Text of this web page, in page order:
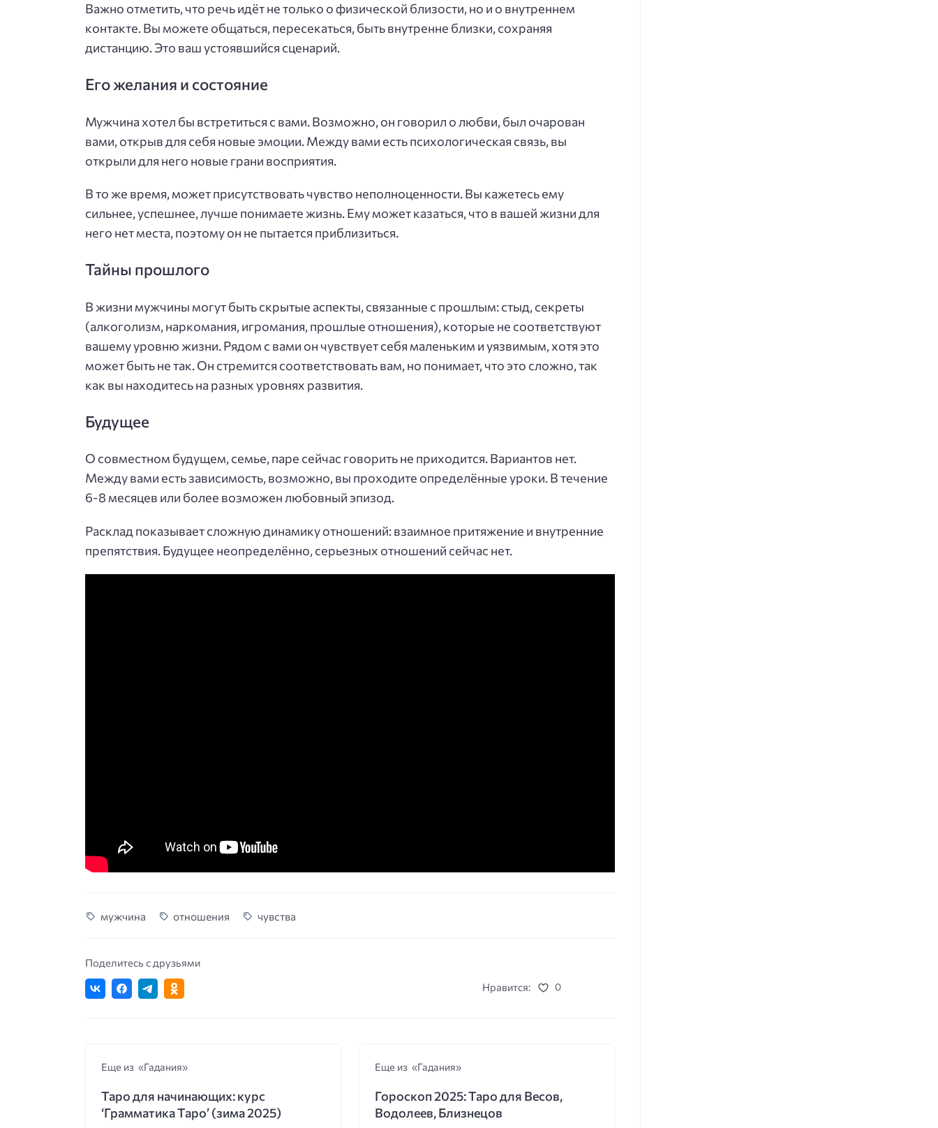
Важно отметить, что речь идёт не только о физической близости, но и о внутреннем
контакте. Вы можете общаться, пересекаться, быть внутренне близки, сохраняя
дистанцию. Это ваш устоявшийся сценарий.
Его желания и состояние
Мужчина хотел бы встретиться с вами. Возможно, он говорил о любви, был очарован
вами, открыв для себя новые эмоции. Между вами есть психологическая связь, вы
открыли для него новые грани восприятия.
В то же время, может присутствовать чувство неполноценности. Вы кажетесь ему
сильнее, успешнее, лучше понимаете жизнь. Ему может казаться, что в вашей жизни для
него нет места, поэтому он не пытается приблизиться.
Тайны прошлого
В жизни мужчины могут быть скрытые аспекты, связанные с прошлым: стыд, секреты
(алкоголизм, наркомания, игромания, прошлые отношения), которые не соответствуют
вашему уровню жизни. Рядом с вами он чувствует себя маленьким и уязвимым, хотя это
может быть не так. Он стремится соответствовать вам, но понимает, что это сложно, так
как вы находитесь на разных уровнях развития.
Будущее
О совместном будущем, семье, паре сейчас говорить не приходится. Вариантов нет.
Между вами есть зависимость, возможно, вы проходите определённые уроки. В течение
6-8 месяцев или более возможен любовный эпизод.
Расклад показывает сложную динамику отношений: взаимное притяжение и внутренние
препятствия. Будущее неопределённо, серьезных отношений сейчас нет.
мужчина отношения чувства
Поделитесь с друзьями
Нравится:
0
Еще из «Гадания»
Таро для начинающих: курс
‘Грамматика Таро’ (зима 2025)
Еще из «Гадания»
Гороскоп 2025: Таро для Весов,
Водолеев, Близнецов